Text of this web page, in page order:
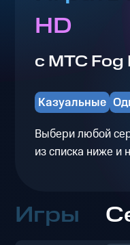
HD
с МТС Fog
Казуальные
Выбери любой
из списка ниже и
Игры